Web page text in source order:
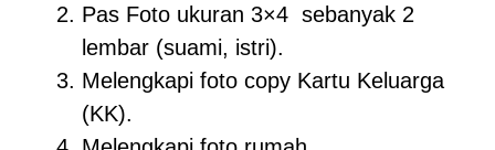
Pas Foto ukuran 3×4 sebanyak 2
lembar (suami, istri).
Melengkapi foto copy Kartu Keluarga
(KK).